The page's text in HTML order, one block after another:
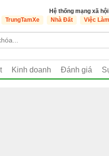
Hệ thống mạng xã
TrungTamXe Nhà Đất Việc Làm
Kinh doanh Đánh giá